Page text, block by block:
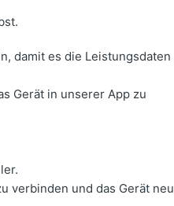
damit es die Leistungsdaten
Gerät in unserer App zu
verbinden und das Gerät neu